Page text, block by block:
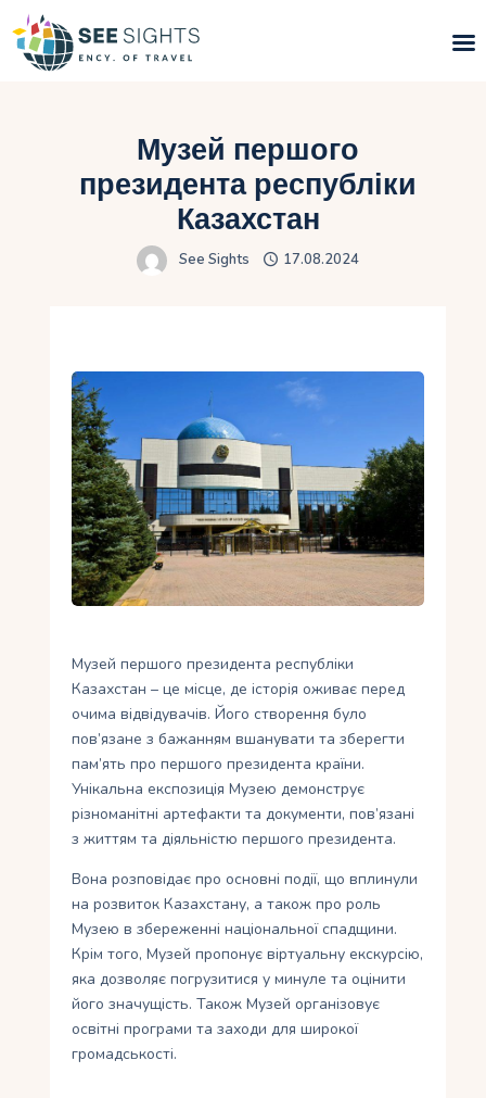
Гарячі тури
Блог
Контакти
Укр
Музей першого
президента республіки
Казахстан
See Sights 17.08.2024
Музей першого президента республіки
Казахстан – це місце, де історія оживає перед
очима відвідувачів. Його створення було
пов’язане з бажанням вшанувати та зберегти
пам’ять про першого президента країни.
Унікальна експозиція Музею демонструє
різноманітні артефакти та документи, пов’язані
з життям та діяльністю першого президента.
Вона розповідає про основні події, що вплинули
на розвиток Казахстану, а також про роль
Музею в збереженні національної спадщини.
Крім того, Музей пропонує віртуальну екскурсію,
яка дозволяє погрузитися у минуле та оцінити
його значущість. Також Музей організовує
освітні програми та заходи для широкої
громадськості.